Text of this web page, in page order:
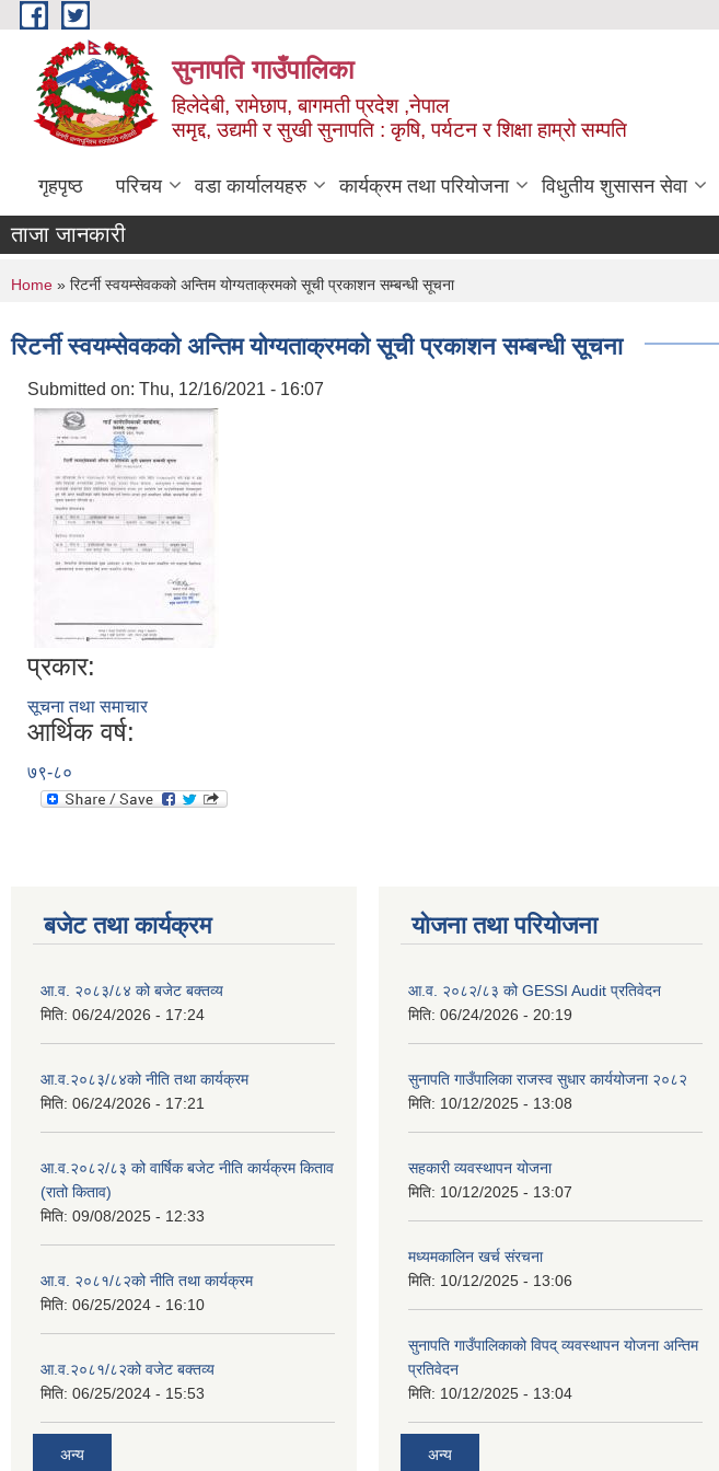
Skip to main content
सुनापति गाउँपालिका
हिलेदेबी, रामेछाप, बागमती प्रदेश ,नेपाल
समृद्द, उद्यमी र सुखी सुनापति : कृषि, पर्यटन र शिक्षा हाम्रो सम्पति
गृहपृष्ठ परिचय वडा कार्यालयहरु कार्यक्रम तथा परियोजना विधुतीय शुसासन सेवा
ताजा जानकारी
You are here
Home » रिटर्नी स्वयम्सेवकको अन्तिम योग्यताक्रमको सूची प्रकाशन सम्बन्धी सूचना
रिटर्नी स्वयम्सेवकको अन्तिम योग्यताक्रमको सूची प्रकाशन सम्बन्धी सूचना
Submitted on: Thu, 12/16/2021 - 16:07
प्रकार:
सूचना तथा समाचार
आर्थिक वर्ष:
७९-८०
बजेट तथा कार्यक्रम
आ.व. २०८३/८४ को बजेट बक्तव्य
मिति: 06/24/2026 - 17:24
आ.व.२०८३/८४को नीति तथा कार्यक्रम
मिति: 06/24/2026 - 17:21
आ.व.२०८२/८३ को वार्षिक बजेट नीति कार्यक्रम किताव
(रातो किताव)
मिति: 09/08/2025 - 12:33
आ.व. २०८१/८२को नीति तथा कार्यक्रम
मिति: 06/25/2024 - 16:10
आ.व.२०८१/८२को वजेट बक्तव्य
मिति: 06/25/2024 - 15:53
अन्य
योजना तथा परियोजना
आ.व. २०८२/८३ को GESSI Audit प्रतिवेदन
मिति: 06/24/2026 - 20:19
सुनापति गाउँपालिका राजस्व सुधार कार्ययोजना २०८२
मिति: 10/12/2025 - 13:08
सहकारी व्यवस्थापन योजना
मिति: 10/12/2025 - 13:07
मध्यमकालिन खर्च संरचना
मिति: 10/12/2025 - 13:06
सुनापति गाउँपालिकाको विपद् व्यवस्थापन योजना अन्तिम
प्रतिवेदन
मिति: 10/12/2025 - 13:04
अन्य